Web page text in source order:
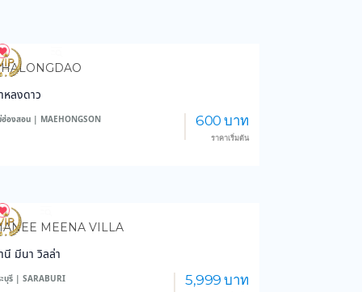
6,309
หลงดาว
ฮ่องสอน | MAEHONGSON 600 บาท
ราคาเริ่มต้น
834
MEENA VILLA
นี มีนา วิลล่า
บุรี | SARABURI 5,999 บาท